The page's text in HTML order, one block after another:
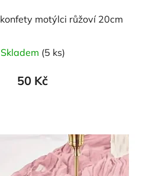
motýlci růžoví 20cm
Skladem (5 ks)
50 Kč